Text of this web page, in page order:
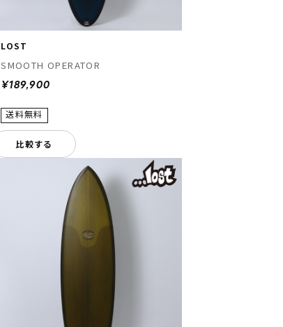
LOST
SMOOTH OPERATOR
¥189,900
比較する